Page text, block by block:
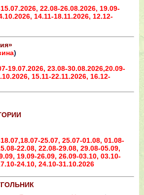
22.08-26.08.2026, 19.09-
14.11-18.11.2026, 12.12-
)
19.07.2026, 23.08-30.08.2026,20.09-
15.11-22.11.2026, 16.12-
25.07, 25.07-01.08, 01.08-
22.08, 22.08-29.08, 29.08-05.09,
19.09-26.09, 26.09-03.10, 03.10-
24.10, 24.10-31.10.2026